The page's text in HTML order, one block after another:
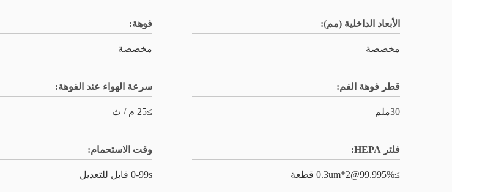
الأبعاد الداخلية (مم):
مخصصة
فوهة:
مخصصة
قطر فوهة الفم:
30ملم
سرعة الهواء عند الفوهة:
≥25 م / ث
فلتر HEPA:
≥99.995%@0.3um*2 قطعة
وقت الاستحمام:
0-99s قابل للتعديل